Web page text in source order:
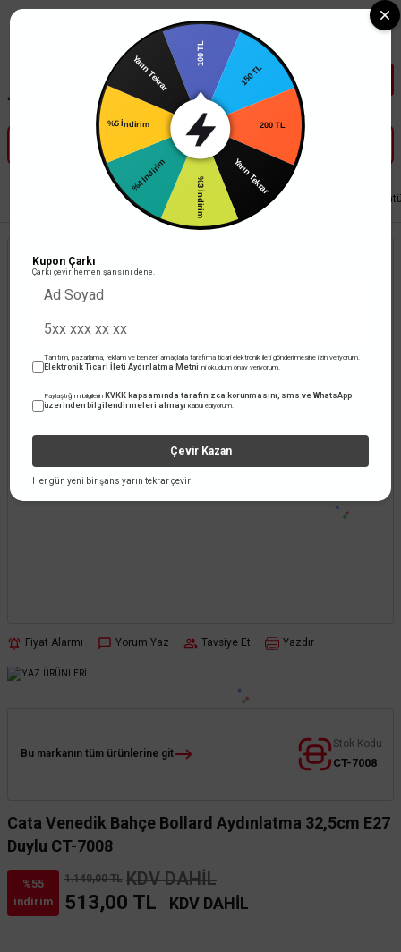
Tüm Banka Kartlarına Vade Farksız 3-5 Taksit Fırsatı Mailorder ile
Aydınlatma Bahçe Aydınlatma Armatürleri Bahçe Çim
Fiyat Alarmı Yorum Yaz Tavsiye Et Yazdır
Bu markanın tüm ürünlerine git
Stok Kodu
CT-7008
Cata Venedik Bahçe Bollard Aydınlatma 32,5cm E27
Duylu CT-7008
%55
indirim
1.140,00 TL KDV DAHİL
513,00 TL KDV DAHİL
150 TL
Yarın Tekrar
%3 İndirim
%4 İndirim
Yarın Tekrar
Kupon Çarkı
Çarkı çevir hemen şansını dene.
Tanıtım, pazarlama, reklam ve benzeri amaçlarla tarafıma ticari elektronik ileti gönderilmesine izin veriyorum.
Elektronik Ticari İleti Aydınlatma Metni 'ni okudum onay veriyorum.
Paylaştığım bilgilerin KVKK kapsamında tarafınızca korunmasını, sms ve WhatsApp
üzerinden bilgilendirmeleri almayı kabul ediyorum.
Çevir Kazan
Her gün yeni bir şans yarın tekrar çevir